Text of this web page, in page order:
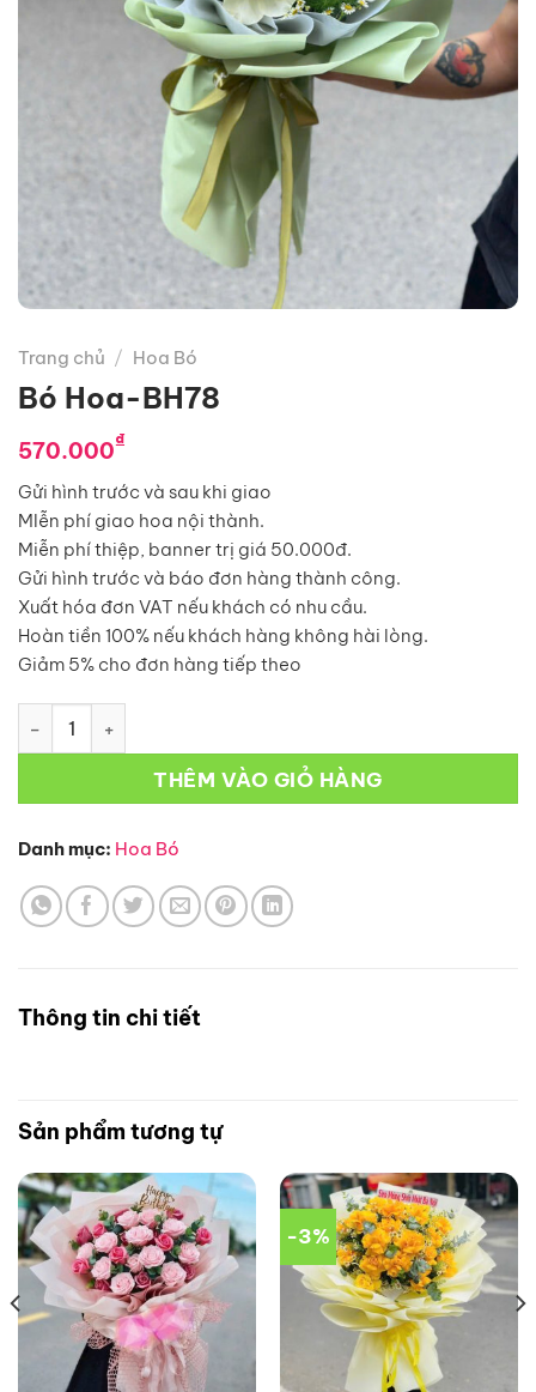
Trang chủ / Hoa Bó
Bó Hoa-BH78
570.000₫
Gửi hình trước và sau khi giao
MIễn phí giao hoa nội thành.
Miễn phí thiệp, banner trị giá 50.000đ.
Gửi hình trước và báo đơn hàng thành công.
Xuất hóa đơn VAT nếu khách có nhu cầu.
Hoàn tiền 100% nếu khách hàng không hài lòng.
Giảm 5% cho đơn hàng tiếp theo
THÊM VÀO GIỎ HÀNG
Danh mục: Hoa Bó
Thông tin chi tiết
Sản phẩm tương tự
-3%